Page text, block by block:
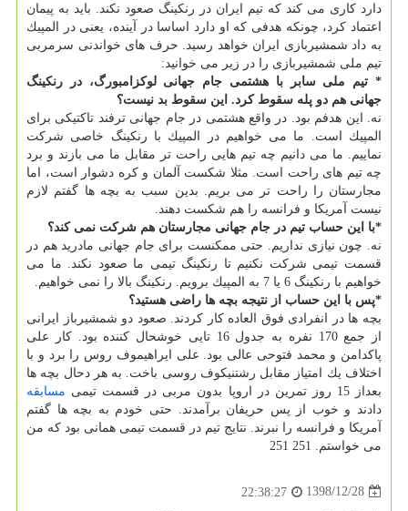
دارد كاری می كند كه تیم ایران در رنكینگ صعود نكند. باید به پیمان
اعتماد كرد، چونكه هدفی كه او دارد اساسا در آینده، یعنی در المپیك
به داد شمشیربازی ایران خواهد رسید. حرف های خواندنی سرمربی
تیم ملی شمشیربازی را در زیر می خوانید:
* تیم ملی سابر با هشتمی جام جهانی لوكزامبورگ، در رنكینگ
جهانی هم دو پله سقوط كرد. این سقوط بد نیست؟
نه. این هدفم بود. در واقع هشتمی در جام جهانی ترفند تاكتیكی برای
المپیك است. ما می خواهیم در المپیك با رنكینگ خاصی شركت
نماییم. ما می دانیم چه تیم هایی راحت تر مقابل ما می بازند و برد
چه تیم های راحت است. مثلا شكست آلمان و كره دشوار است، اما
مجارستان را راحت تر می بریم. بدین سبب به بچه ها گفتم لازم
نیست آمریكا و فرانسه را هم شكست دهند.
*با این حساب تیم در جام جهانی مجارستان هم شركت نمی كند؟
نه. چون نیازی نداریم. حتی ممكنست برای جام جهانی مادرید هم در
قسمت تیمی شركت نكنیم تا رنكینگ تیمی ما صعود نكند. ما می
خواهیم با رنكینگ 6 یا 7 به المپیك برویم. رنكینگ بالا را نمی خواهیم.
*پس با این حساب از نتیجه بچه ها راضی هستید؟
بچه ها در انفرادی فوق العاده كار كردند. صعود دو شمشیرباز ایرانی
از جمع 170 نفره به جدول 16 تایی خوشحال كننده بود. كار علی
پاكدامن و محمد فتوحی عالی بود. علی ایراهیموف روس را برد و با
اختلاف یك امتیاز مقابل رشتنیكوف روسی باخت. به هر دحال بچه ها
بعداز 15 روز تمرین در اروپا بدون مربی در قسمت تیمی
مسابقه
دادند و خوب از پس حریفان برآمدند. حتی خودم به بچه ها گفتم
آمریكا و فرانسه را نبرند. نتایج تیم در قسمت تیمی همانی بود كه من
می خواستم. 251 251
1398/12/28
22:38:27